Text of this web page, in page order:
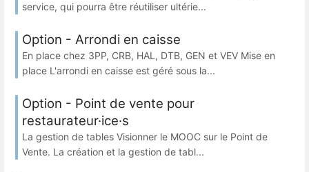
service, qui pourra être réutiliser ultérie...
Option - Arrondi en caisse
En place chez 3PP, CRB, HAL, DTB, GEN et VEV Mise en
place L'arrondi en caisse est géré sous la...
Option - Point de vente pour
restaurateur·ice·s
La gestion de tables Visionner le MOOC sur le Point de
Vente. La création et la gestion de tabl...